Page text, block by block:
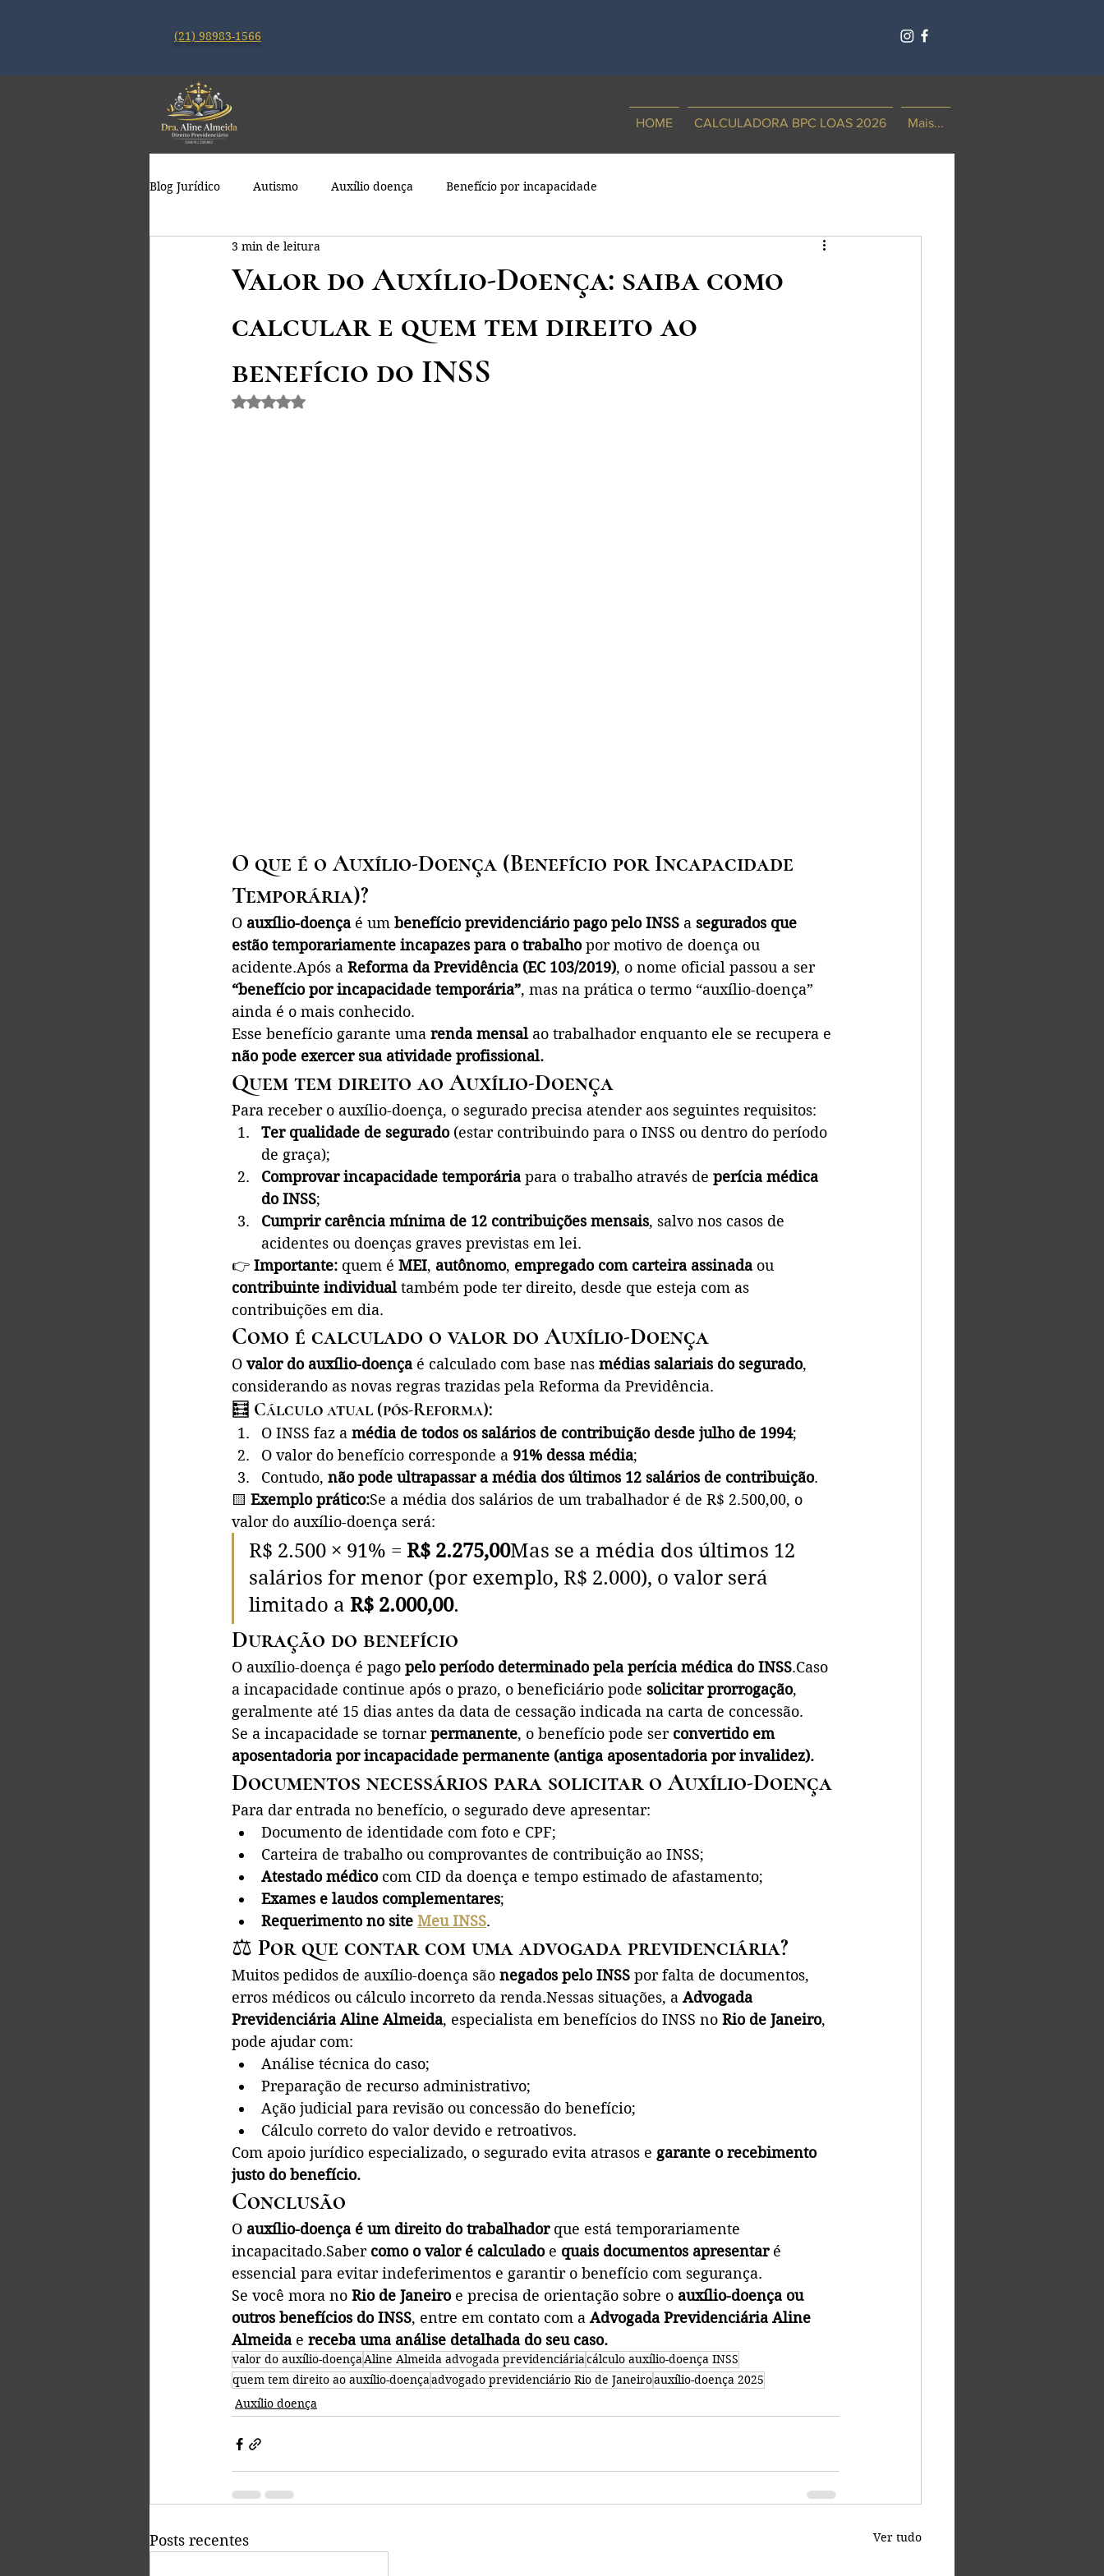
(21) 98983-1566
HOME CALCULADORA BPC LOAS 2026 Mais...
Blog Jurídico Autismo Auxílio doença Benefício por incapacidade
Valor do Auxílio-Doença: saiba como
calcular e quem tem direito ao
benefício do INSS
3 min de leitura
Avaliado com NaN de 5 estrelas.
O que é o Auxílio-Doença (Benefício por Incapacidade
Temporária)?
O auxílio-doença é um benefício previdenciário pago pelo INSS a segurados que
estão temporariamente incapazes para o trabalho por motivo de doença ou
acidente.Após a Reforma da Previdência (EC 103/2019), o nome oficial passou a ser
“benefício por incapacidade temporária”, mas na prática o termo “auxílio-doença”
ainda é o mais conhecido.
Esse benefício garante uma renda mensal ao trabalhador enquanto ele se recupera e
não pode exercer sua atividade profissional.
Quem tem direito ao Auxílio-Doença
Para receber o auxílio-doença, o segurado precisa atender aos seguintes requisitos:
Ter qualidade de segurado (estar contribuindo para o INSS ou dentro do período
de graça);
Comprovar incapacidade temporária para o trabalho através de perícia médica
do INSS;
Cumprir carência mínima de 12 contribuições mensais, salvo nos casos de
acidentes ou doenças graves previstas em lei.
👉 Importante: quem é MEI, autônomo, empregado com carteira assinada ou
contribuinte individual também pode ter direito, desde que esteja com as
contribuições em dia.
Como é calculado o valor do Auxílio-Doença
O valor do auxílio-doença é calculado com base nas médias salariais do segurado,
considerando as novas regras trazidas pela Reforma da Previdência.
🧮 Cálculo atual (pós-Reforma):
O INSS faz a média de todos os salários de contribuição desde julho de 1994;
O valor do benefício corresponde a 91% dessa média;
Contudo, não pode ultrapassar a média dos últimos 12 salários de contribuição.
🟨 Exemplo prático:Se a média dos salários de um trabalhador é de R$ 2.500,00, o
valor do auxílio-doença será:
R$ 2.500 × 91% = R$ 2.275,00Mas se a média dos últimos 12
salários for menor (por exemplo, R$ 2.000), o valor será
limitado a R$ 2.000,00.
Duração do benefício
O auxílio-doença é pago pelo período determinado pela perícia médica do INSS.Caso
a incapacidade continue após o prazo, o beneficiário pode solicitar prorrogação,
geralmente até 15 dias antes da data de cessação indicada na carta de concessão.
Se a incapacidade se tornar permanente, o benefício pode ser convertido em
aposentadoria por incapacidade permanente (antiga aposentadoria por invalidez).
Documentos necessários para solicitar o Auxílio-Doença
Para dar entrada no benefício, o segurado deve apresentar:
Documento de identidade com foto e CPF;
Carteira de trabalho ou comprovantes de contribuição ao INSS;
Atestado médico com CID da doença e tempo estimado de afastamento;
Exames e laudos complementares;
Requerimento no site Meu INSS.
⚖️ Por que contar com uma advogada previdenciária?
Muitos pedidos de auxílio-doença são negados pelo INSS por falta de documentos,
erros médicos ou cálculo incorreto da renda.Nessas situações, a Advogada
Previdenciária Aline Almeida, especialista em benefícios do INSS no Rio de Janeiro,
pode ajudar com:
Análise técnica do caso;
Preparação de recurso administrativo;
Ação judicial para revisão ou concessão do benefício;
Cálculo correto do valor devido e retroativos.
Com apoio jurídico especializado, o segurado evita atrasos e garante o recebimento
justo do benefício.
Conclusão
O auxílio-doença é um direito do trabalhador que está temporariamente
incapacitado.Saber como o valor é calculado e quais documentos apresentar é
essencial para evitar indeferimentos e garantir o benefício com segurança.
Se você mora no Rio de Janeiro e precisa de orientação sobre o auxílio-doença ou
outros benefícios do INSS, entre em contato com a Advogada Previdenciária Aline
Almeida e receba uma análise detalhada do seu caso.
valor do auxílio-doençaAline Almeida advogada previdenciáriacálculo auxílio-doença INSS
quem tem direito ao auxílio-doençaadvogado previdenciário Rio de Janeiroauxílio-doença 2025
Auxílio doença
Posts recentes Ver tudo